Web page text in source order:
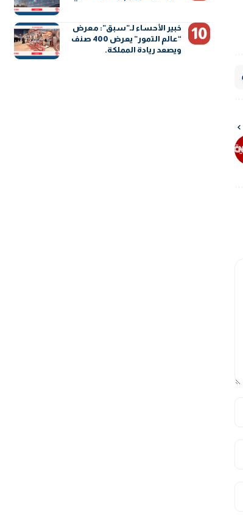
خبير الأحساء لـ”سبق”: معرض
“عالم التمور” يعرض 400 صنف
ويصعد ريادة المملكة.